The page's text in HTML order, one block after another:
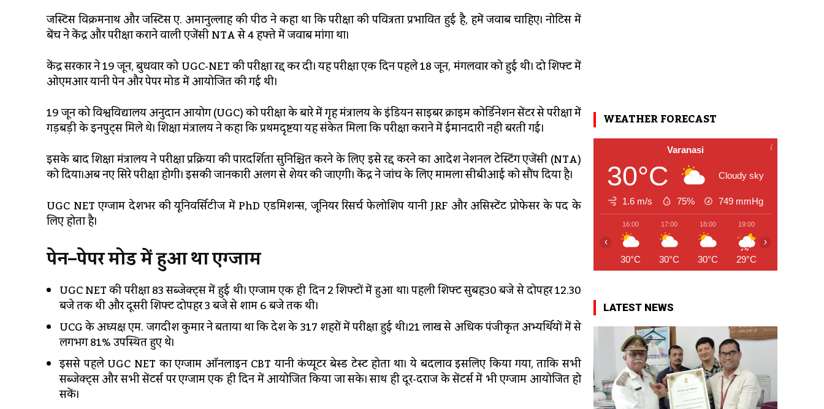
जस्टिस विक्रमनाथ और जस्टिस ए. अमानुल्लाह की पीठ ने कहा था कि परीक्षा की पवित्रता प्रभावित हुई है, हमें जवाब चाहिए। नोटिस में
बेंच ने केंद्र और परीक्षा कराने वाली एजेंसी NTA से 4 हफ्ते में जवाब मांगा था।
केंद्र सरकार ने 19 जून, बुधवार को UGC-NET की परीक्षा रद्द कर दी। यह परीक्षा एक दिन पहले 18 जून, मंगलवार को हुई थी। दो शिफ्ट में
ओएमआर यानी पेन और पेपर मोड में आयोजित की गई थी।
19 जून को विश्वविद्यालय अनुदान आयोग (UGC) को परीक्षा के बारे में गृह मंत्रालय के इंडियन साइबर क्राइम कोर्डिनेशन सेंटर से परीक्षा में
गड़बड़ी के इनपुट्स मिले थे। शिक्षा मंत्रालय ने कहा कि प्रथमदृष्टया यह संकेत मिला कि परीक्षा कराने में ईमानदारी नहीं बरती गई।
इसके बाद शिक्षा मंत्रालय ने परीक्षा प्रक्रिया की पारदर्शिता सुनिश्चित करने के लिए इसे रद्द करने का आदेश नेशनल टेस्टिंग एजेंसी (NTA)
को दिया।अब नए सिरे परीक्षा होगी। इसकी जानकारी अलग से शेयर की जाएगी। केंद्र ने जांच के लिए मामला सीबीआई को सौंप दिया है।
UGC NET एग्जाम देशभर की यूनिवर्सिटीज में PhD एडमिशन्स, जूनियर रिसर्च फेलोशिप यानी JRF और असिस्टेंट प्रोफेसर के पद के
लिए होता है।
पेन–पेपरमोडमेंहुआथाएग्जाम
UGC NET की परीक्षा 83 सब्जेक्ट्स में हुई थी। एग्जाम एक ही दिन 2 शिफ्टों में हुआ था। पहली शिफ्ट सुबह30 बजे से दोपहर 12.30
बजे तक थी और दूसरी शिफ्ट दोपहर 3 बजे से शाम 6 बजे तक थी।
UCG के अध्यक्ष एम. जगदीश कुमार ने बताया था कि देश के 317 शहरों में परीक्षा हुई थी।21 लाख से अधिक पंजीकृत अभ्यर्थियों में से
लगभग 81% उपस्थित हुए थे।
इससे पहले UGC NET का एग्जाम ऑनलाइन CBT यानी कंप्यूटर बेस्ड टेस्ट होता था। ये बदलाव इसलिए किया गया, ताकि सभी
सब्जेक्ट्स और सभी सेंटर्स पर एग्जाम एक ही दिन में आयोजित किया जा सके। साथ ही दूर-दराज के सेंटर्स में भी एग्जाम आयोजित हो
सकें।
WEATHER FORECAST
Varanasi
30°C Cloudy sky
1.6 m/s 75% 749 mmHg
16:00
30°C
17:00
30°C
18:00
30°C
19:00
29°C
‹ ›
LATEST NEWS